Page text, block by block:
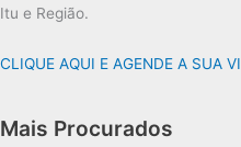
Itu e Região.
CLIQUE AQUI E AGENDE A SUA
Mais Procurados